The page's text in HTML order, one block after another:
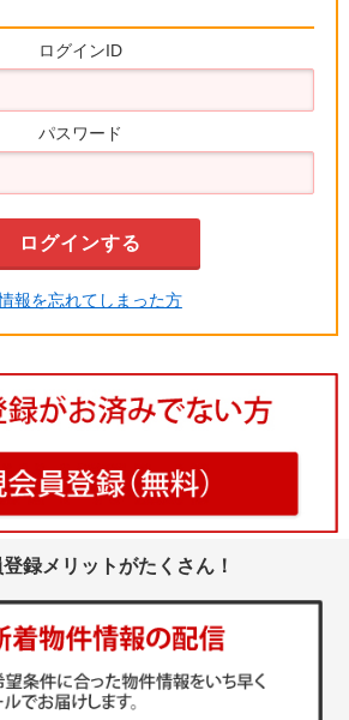
ログインID
パスワード
報を忘れてしまった方
録メリットがたくさん！